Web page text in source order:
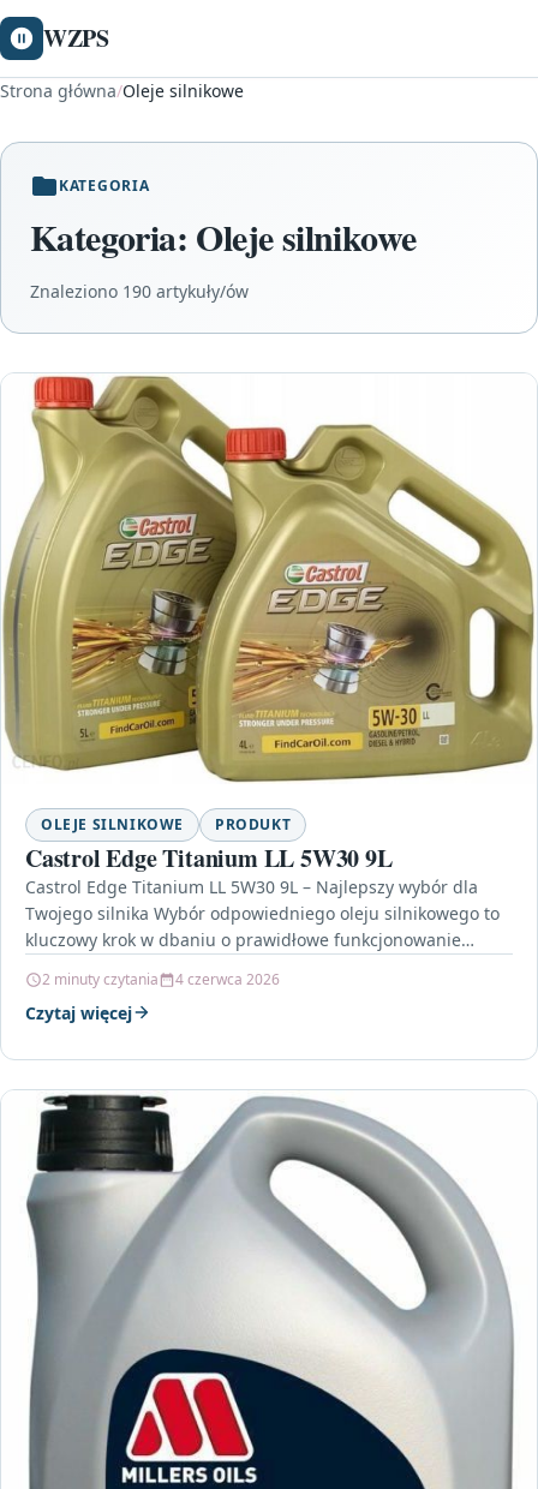
WZPS
Strona główna/Oleje silnikowe
KATEGORIA
Kategoria: Oleje silnikowe
Znaleziono 190 artykuły/ów
OLEJE SILNIKOWE PRODUKT
Castrol Edge Titanium LL 5W30 9L
Castrol Edge Titanium LL 5W30 9L – Najlepszy wybór dla
Twojego silnika Wybór odpowiedniego oleju silnikowego to
kluczowy krok w dbaniu o prawidłowe funkcjonowanie…
2 minuty czytania 4 czerwca 2026
Czytaj więcej